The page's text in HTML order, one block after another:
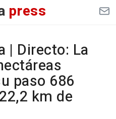
press
| Directo: La
paso 686
km de